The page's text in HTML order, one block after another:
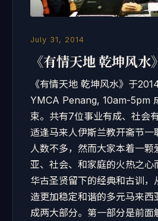
July 31, 2014
《有情天地 乾坤风水
《有情天地 乾坤风水》于
YMCA Penang, 10am-5pm
束。共有7位事业有成、社会
适逢马来人伊斯兰教开斋节
人数不多，然而大家本着一颗
亚、社会、和家庭的火热之心
华古圣贤留下的经典和古训，
造更加稳定和谐的多元马来西
成两大部分。第一部分是前面